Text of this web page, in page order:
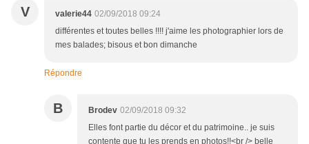
V valerie44 02/09/2018 09:24
différentes et toutes belles !!!! j'aime les photographier lors de
mes balades; bisous et bon dimanche
Répondre
B Brodev 02/09/2018 09:32
Elles font partie du décor et du patrimoine.. je suis
contente que tu les prends en photos!!<br /> belle